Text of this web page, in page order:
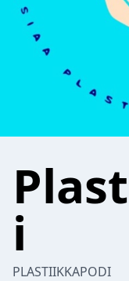
i
PLASTIIKKAPODI